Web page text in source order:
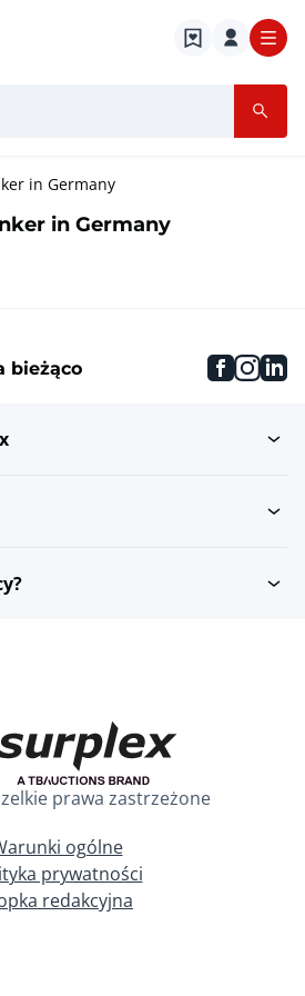
in Germany
in Germany
bieżąco
prawa zastrzeżone
ogólne
prywatności
redakcyjna